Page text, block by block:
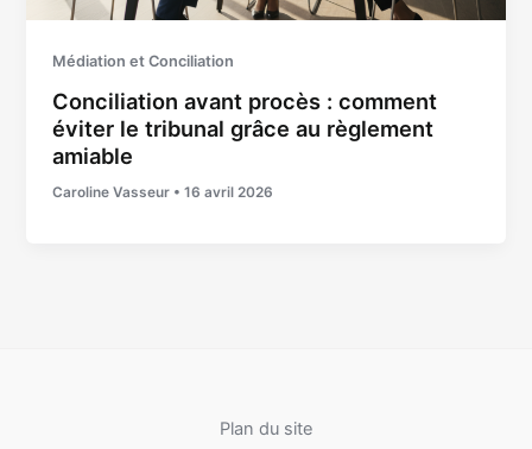
Médiation et Conciliation
Conciliation avant procès : comment
éviter le tribunal grâce au règlement
amiable
Caroline Vasseur •16 avril 2026
Plan du site